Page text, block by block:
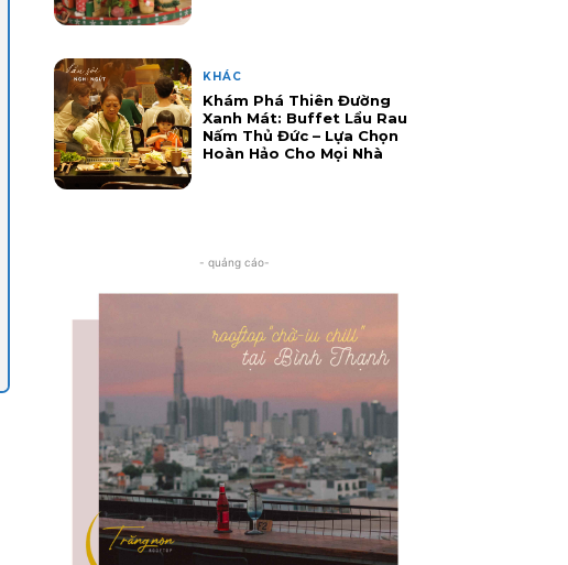
KHÁC
Khám Phá Thiên Đường
Xanh Mát: Buffet Lẩu Rau
Nấm Thủ Đức – Lựa Chọn
Hoàn Hảo Cho Mọi Nhà
- quảng cáo-